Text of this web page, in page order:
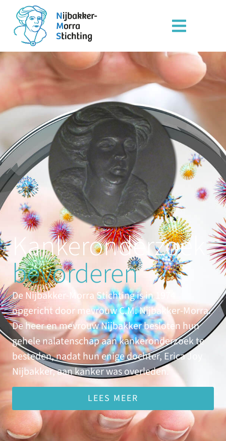
Kanker­onderzoek
bevorderen
De Nijbakker-Morra Stichting is in 1974
opgericht door mevrouw C.M. Nijbakker-Morra.
De heer en mevrouw Nijbakker besloten hun
gehele nalatenschap aan kankeronderzoek te
besteden, nadat hun enige dochter, Erica Joy
Nijbakker, aan kanker was overleden.
LEES MEER